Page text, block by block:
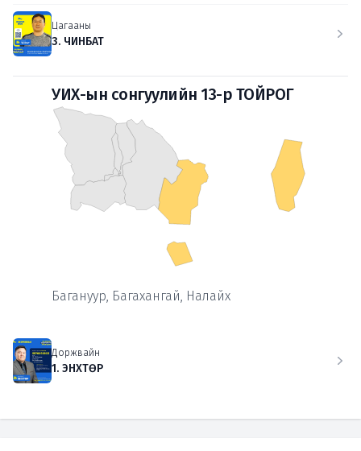
Цагааны
3. ЧИНБАТ
УИХ-ын сонгуулийн 13-р ТОЙРОГ
Багануур, Багахангай, Налайх
Доржвайн
1. ЭНХТӨР